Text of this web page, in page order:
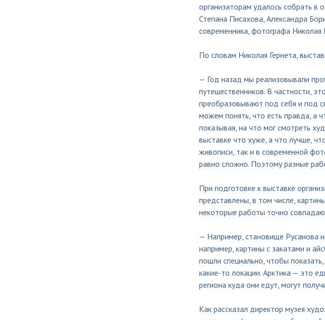
организаторам удалось собрать в
Степана Писахова, Александра
современника, фотографа Николая
По словам Николая Гернета,
— Год назад мы реализовывали
путешественников. В частности,
преобразовывают под себя и под
можем понять, что есть правда, а
показывая, на что мог смотреть
выставке что хуже, а что лучше,
живописи, так и в современной
равно сложно. Поэтому разные
При подготовке к выставке
представлены, в том числе,
некоторые работы точно
— Например, становище Русанова
например, картины с закатами и
пошли специально, чтобы
какие-то локации. Арктика — это
региона куда они едут, могут
Как рассказал директор музея